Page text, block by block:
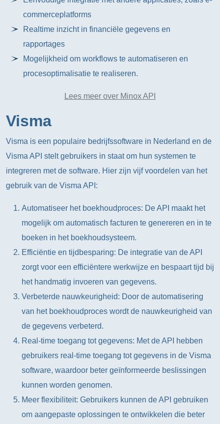
commerceplatforms
Realtime inzicht in financiële gegevens en
rapportages
Mogelijkheid om workflows te automatiseren en
procesoptimalisatie te realiseren.
Lees meer over Minox API
Visma
Visma is een populaire bedrijfssoftware in Nederland en de
Visma API stelt gebruikers in staat om hun systemen te
integreren met de software. Hier zijn vijf voordelen van het
gebruik van de Visma API:
Automatiseer het boekhoudproces: De API maakt het
mogelijk om automatisch facturen te genereren en in te
boeken in het boekhoudsysteem.
Efficiëntie en tijdbesparing: De integratie van de API
zorgt voor een efficiëntere werkwijze en bespaart tijd bij
het handmatig invoeren van gegevens.
Verbeterde nauwkeurigheid: Door de automatisering
van het boekhoudproces wordt de nauwkeurigheid van
de gegevens verbeterd.
Real-time toegang tot gegevens: Met de API hebben
gebruikers real-time toegang tot gegevens in de Visma
software, waardoor beter geïnformeerde beslissingen
kunnen worden genomen.
Meer flexibiliteit: Gebruikers kunnen de API gebruiken
om aangepaste oplossingen te ontwikkelen die beter